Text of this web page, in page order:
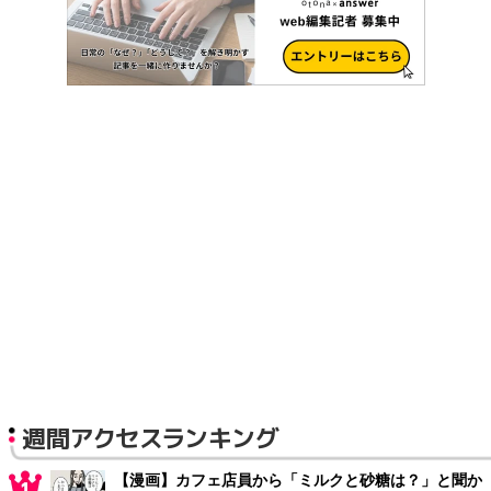
週間アクセスランキング
【漫画】カフェ店員から「ミルクと砂糖は？」と聞か